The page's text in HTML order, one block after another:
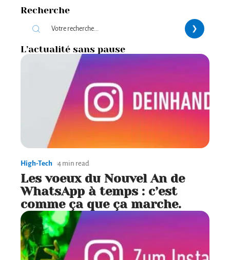
Recherche
L’actualité sans pause
High-Tech 4 min read
Les voeux du Nouvel An de
WhatsApp à temps : c’est
comme ça que ça marche.